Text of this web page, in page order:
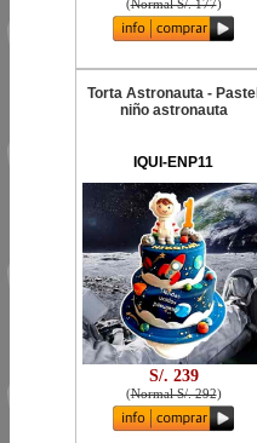
(Normal S/. 177)
Torta Astronauta - Pastel
niño astronauta
IQUI-ENP11
S/. 239
(Normal S/. 292)